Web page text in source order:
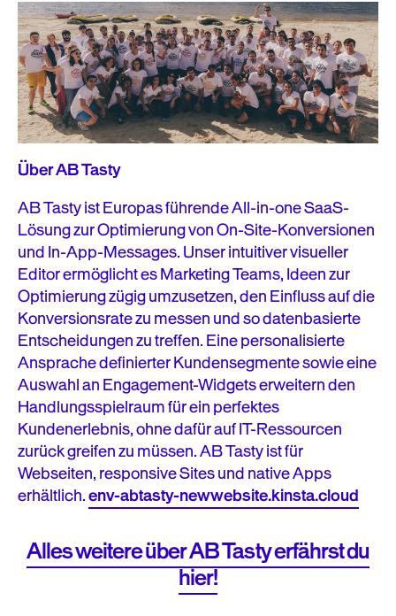
Über AB Tasty
AB Tasty ist Europas führende All-in-one SaaS-
Lösung zur Optimierung von On-Site-Konversionen
und In-App-Messages. Unser intuitiver visueller
Editor ermöglicht es Marketing Teams, Ideen zur
Optimierung zügig umzusetzen, den Einfluss auf die
Konversionsrate zu messen und so datenbasierte
Entscheidungen zu treffen. Eine personalisierte
Ansprache definierter Kundensegmente sowie eine
Auswahl an Engagement-Widgets erweitern den
Handlungsspielraum für ein perfektes
Kundenerlebnis, ohne dafür auf IT-Ressourcen
zurück greifen zu müssen. AB Tasty ist für
Webseiten, responsive Sites und native Apps
erhältlich.env-abtasty-newwebsite.kinsta.cloud
Alles weitere über AB Tasty erfährst du
hier!